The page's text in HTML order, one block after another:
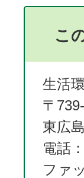
こ
生活
〒
東広
電話
ファ